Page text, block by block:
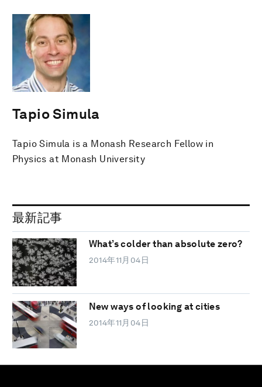
Tapio Simula
Tapio Simula is a Monash Research Fellow in
Physics at Monash University
最新記事
What’s colder than absolute zero?
2014年11月04日
New ways of looking at cities
2014年11月04日